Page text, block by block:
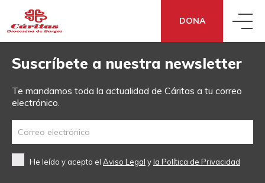
DONA
QUIÉNES SOMOS
CONOCE CÁRITAS
DÓNDE ESTAMOS
QUÉ HACEMOS
ACCIÓN SOCIAL
QUÉ DECIMOS
Suscríbete a nuestra newsletter
Te mandamos toda la actualidad de Cáritas a tu correo
electrónico.
He leído y acepto el Aviso Legal yla Política de Privacidad